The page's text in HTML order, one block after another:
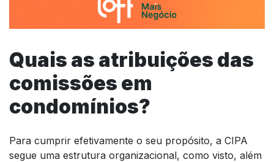
Quais as atribuições das
comissões em
condomínios?
Para cumprir efetivamente o seu propósito, a CIPA
segue uma estrutura organizacional, como visto, além